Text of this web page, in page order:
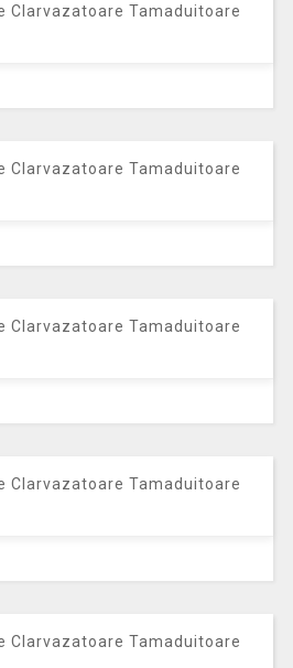
Clarvazatoare Tamaduitoare
Clarvazatoare Tamaduitoare
Clarvazatoare Tamaduitoare
Clarvazatoare Tamaduitoare
Clarvazatoare Tamaduitoare